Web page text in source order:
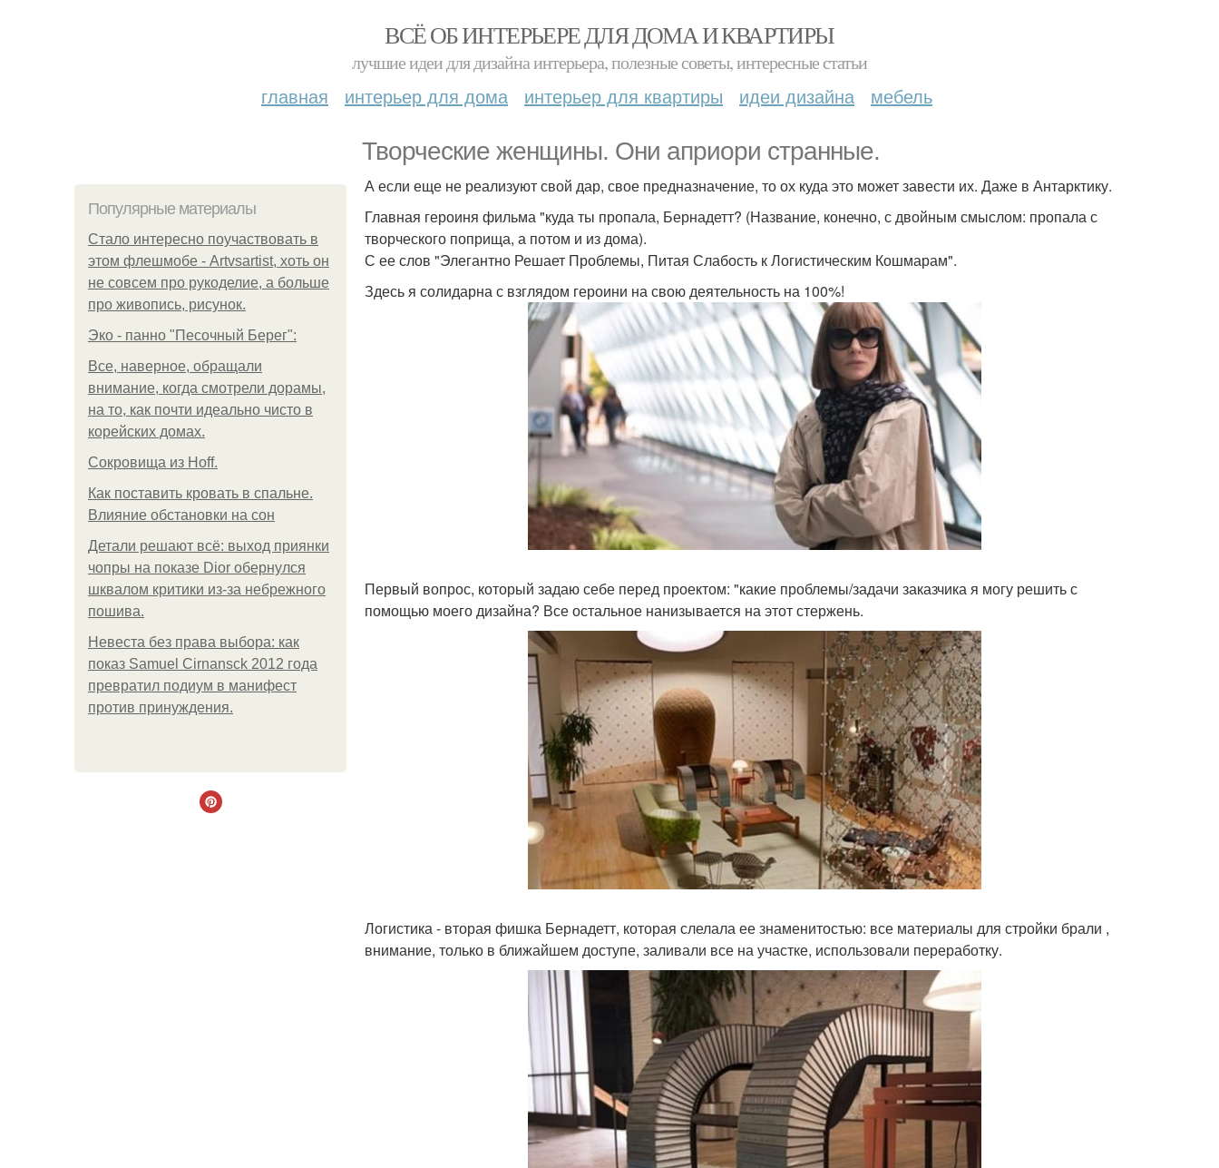
ВСЁ ОБ ИНТЕРЬЕРЕ ДЛЯ ДОМА И КВАРТИРЫ
лучшие идеи для дизайна интерьера, полезные советы, интересные статьи
главная интерьер для дома интерьер для квартиры идеи дизайна мебель
Творческие женщины. Они априори странные.
Популярные материалы
Стало интересно поучаствовать в
этом флешмобе - Artvsartist, хоть он
не совсем про рукоделие, а больше
про живопись, рисунок.
Эко - панно "Песочный Берег":
Все, наверное, обращали
внимание, когда смотрели дорамы,
на то, как почти идеально чисто в
корейских домах.
Сокровища из Hoff.
Как поставить кровать в спальне.
Влияние обстановки на сон
Детали решают всё: выход приянки
чопры на показе Dior обернулся
шквалом критики из-за небрежного
пошива.
Невеста без права выбора: как
показ Samuel Cirnansck 2012 года
превратил подиум в манифест
против принуждения.
А если еще не реализуют свой дар, свое предназначение, то ох куда это может завести их. Даже в Антарктику.
Главная героиня фильма "куда ты пропала, Бернадетт? (Название, конечно, с двойным смыслом: пропала с
творческого поприща, а потом и из дома).
С ее слов "Элегантно Решает Проблемы, Питая Слабость к Логистическим Кошмарам".
Здесь я солидарна с взглядом героини на свою деятельность на 100%!
Первый вопрос, который задаю себе перед проектом: "какие проблемы/задачи заказчика я могу решить с
помощью моего дизайна? Все остальное нанизывается на этот стержень.
Логистика - вторая фишка Бернадетт, которая слелала ее знаменитостью: все материалы для стройки брали ,
внимание, только в ближайшем доступе, заливали все на участке, использовали переработку.